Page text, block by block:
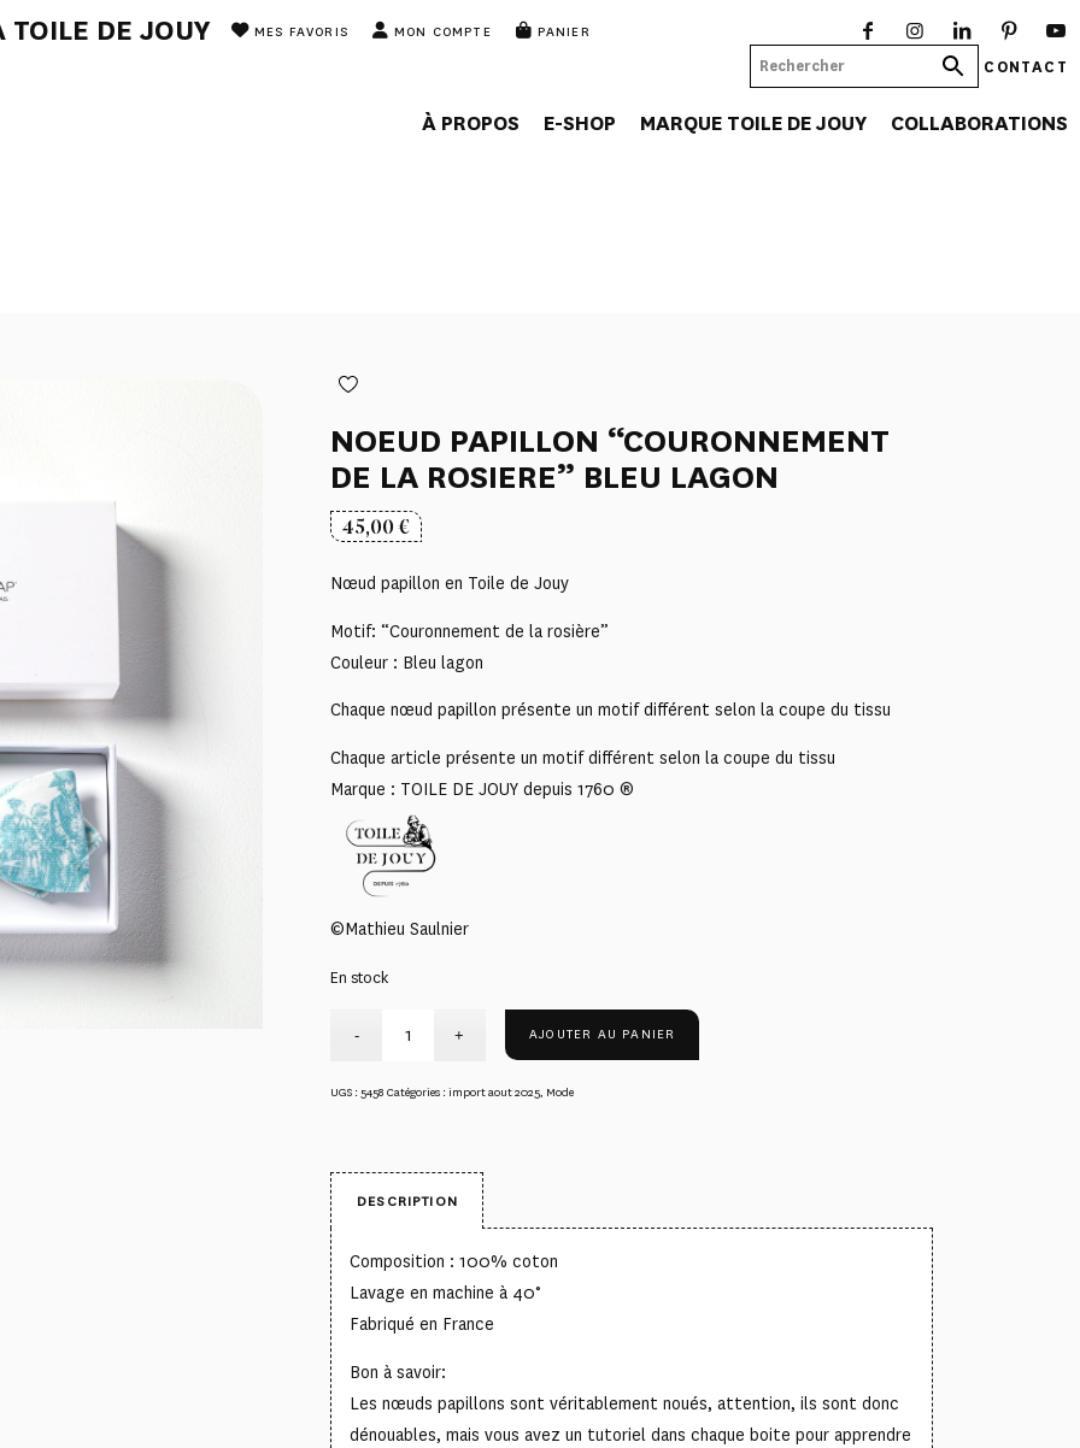
TOILE DE JOUY MES FAVORIS MON COMPTE PANIER
CONTACT
À PROPOS E-SHOP MARQUE TOILE DE JOUY COLLABORATIONS
NOEUD PAPILLON “COURONNEMENT
DE LA ROSIERE” BLEU LAGON
45,00€
Nœud papillon en Toile de Jouy
Motif: “Couronnement de la rosière”
Couleur : Bleu lagon
Chaque nœud papillon présente un motif différent selon la coupe du tissu
Chaque article présente un motif différent selon la coupe du tissu
Marque : TOILE DE JOUY depuis 1760 ®
©Mathieu Saulnier
En stock
AJOUTER AU PANIER
UGS : 5458 Catégories :import aout 2025, Mode
DESCRIPTION
Composition : 100% coton
Lavage en machine à 40°
Fabriqué en France
Bon à savoir:
Les nœuds papillons sont véritablement noués, attention, ils sont donc
dénouables, mais vous avez un tutoriel dans chaque boite pour apprendre